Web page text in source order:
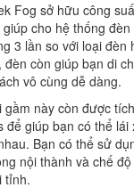
Fog sở hữu công
cho hệ thống
3 lần so với loại đèn
còn giúp bạn di
vô cùng dễ dàng.
này còn được
để giúp bạn có thể lái
Bạn có thể sử
nội thành và chế
tỉnh.